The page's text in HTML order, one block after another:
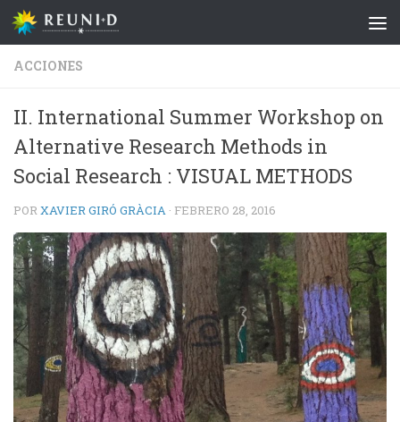
Saltar al contenido
ACCIONES
II. International Summer Workshop on
Alternative Research Methods in
Social Research : VISUAL METHODS
PORXAVIER GIRÓ GRÀCIA · FEBRERO 28, 2016